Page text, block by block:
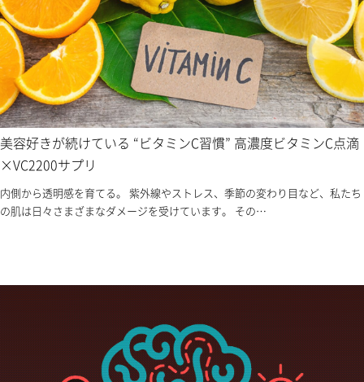
美容好きが続けている “ビタミンC習慣” 高濃度ビタミンC点滴
×VC2200サプリ
内側から透明感を育てる。 紫外線やストレス、季節の変わり目など、私たち
の肌は日々さまざまなダメージを受けています。 その…